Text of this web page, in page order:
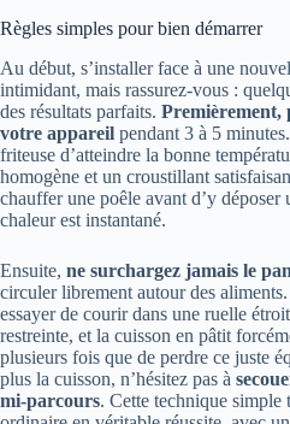
Règles simples pour bien démarrer
Au début, s’installer face à une
intimidant, mais rassurez-vous :
des résultats parfaits. Premièrement,
votre appareil pendant 3 à 5
friteuse d’atteindre la bonne
homogène et un croustillant
chauffer une poêle avant d’y
chaleur est instantané.
Ensuite, ne surchargez jamais le
circuler librement autour des aliments.
essayer de courir dans une ruelle
restreinte, et la cuisson en pâtit
plusieurs fois que de perdre ce juste
plus la cuisson, n’hésitez pas à
mi-parcours. Cette technique simple